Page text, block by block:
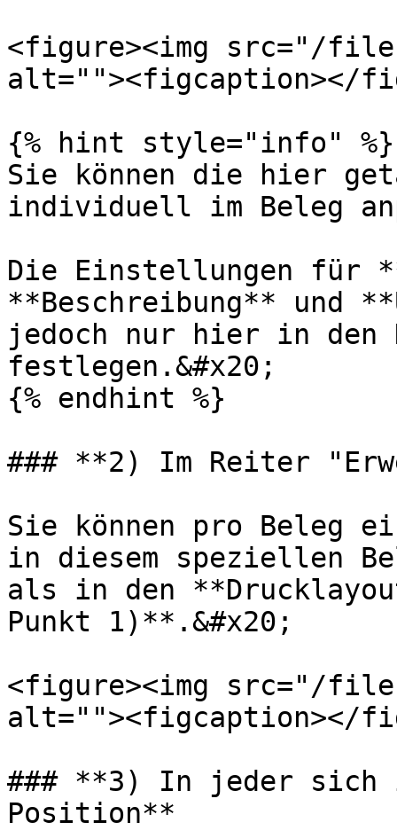
<figure><img src="/
alt=""><figcaption></
{% hint style="info" %}
Sie können die hier
individuell im Beleg
Die Einstellungen für
**Beschreibung** und
jedoch nur hier in den
festlegen.&#x20;
{% endhint %}
### **2) Im Reiter
Sie können pro Beleg
in diesem speziellen
als in den
Punkt 1)**.&#x20;
<figure><img src="/files/
alt=""><figcaption></
### **3) In jeder sich
Position**